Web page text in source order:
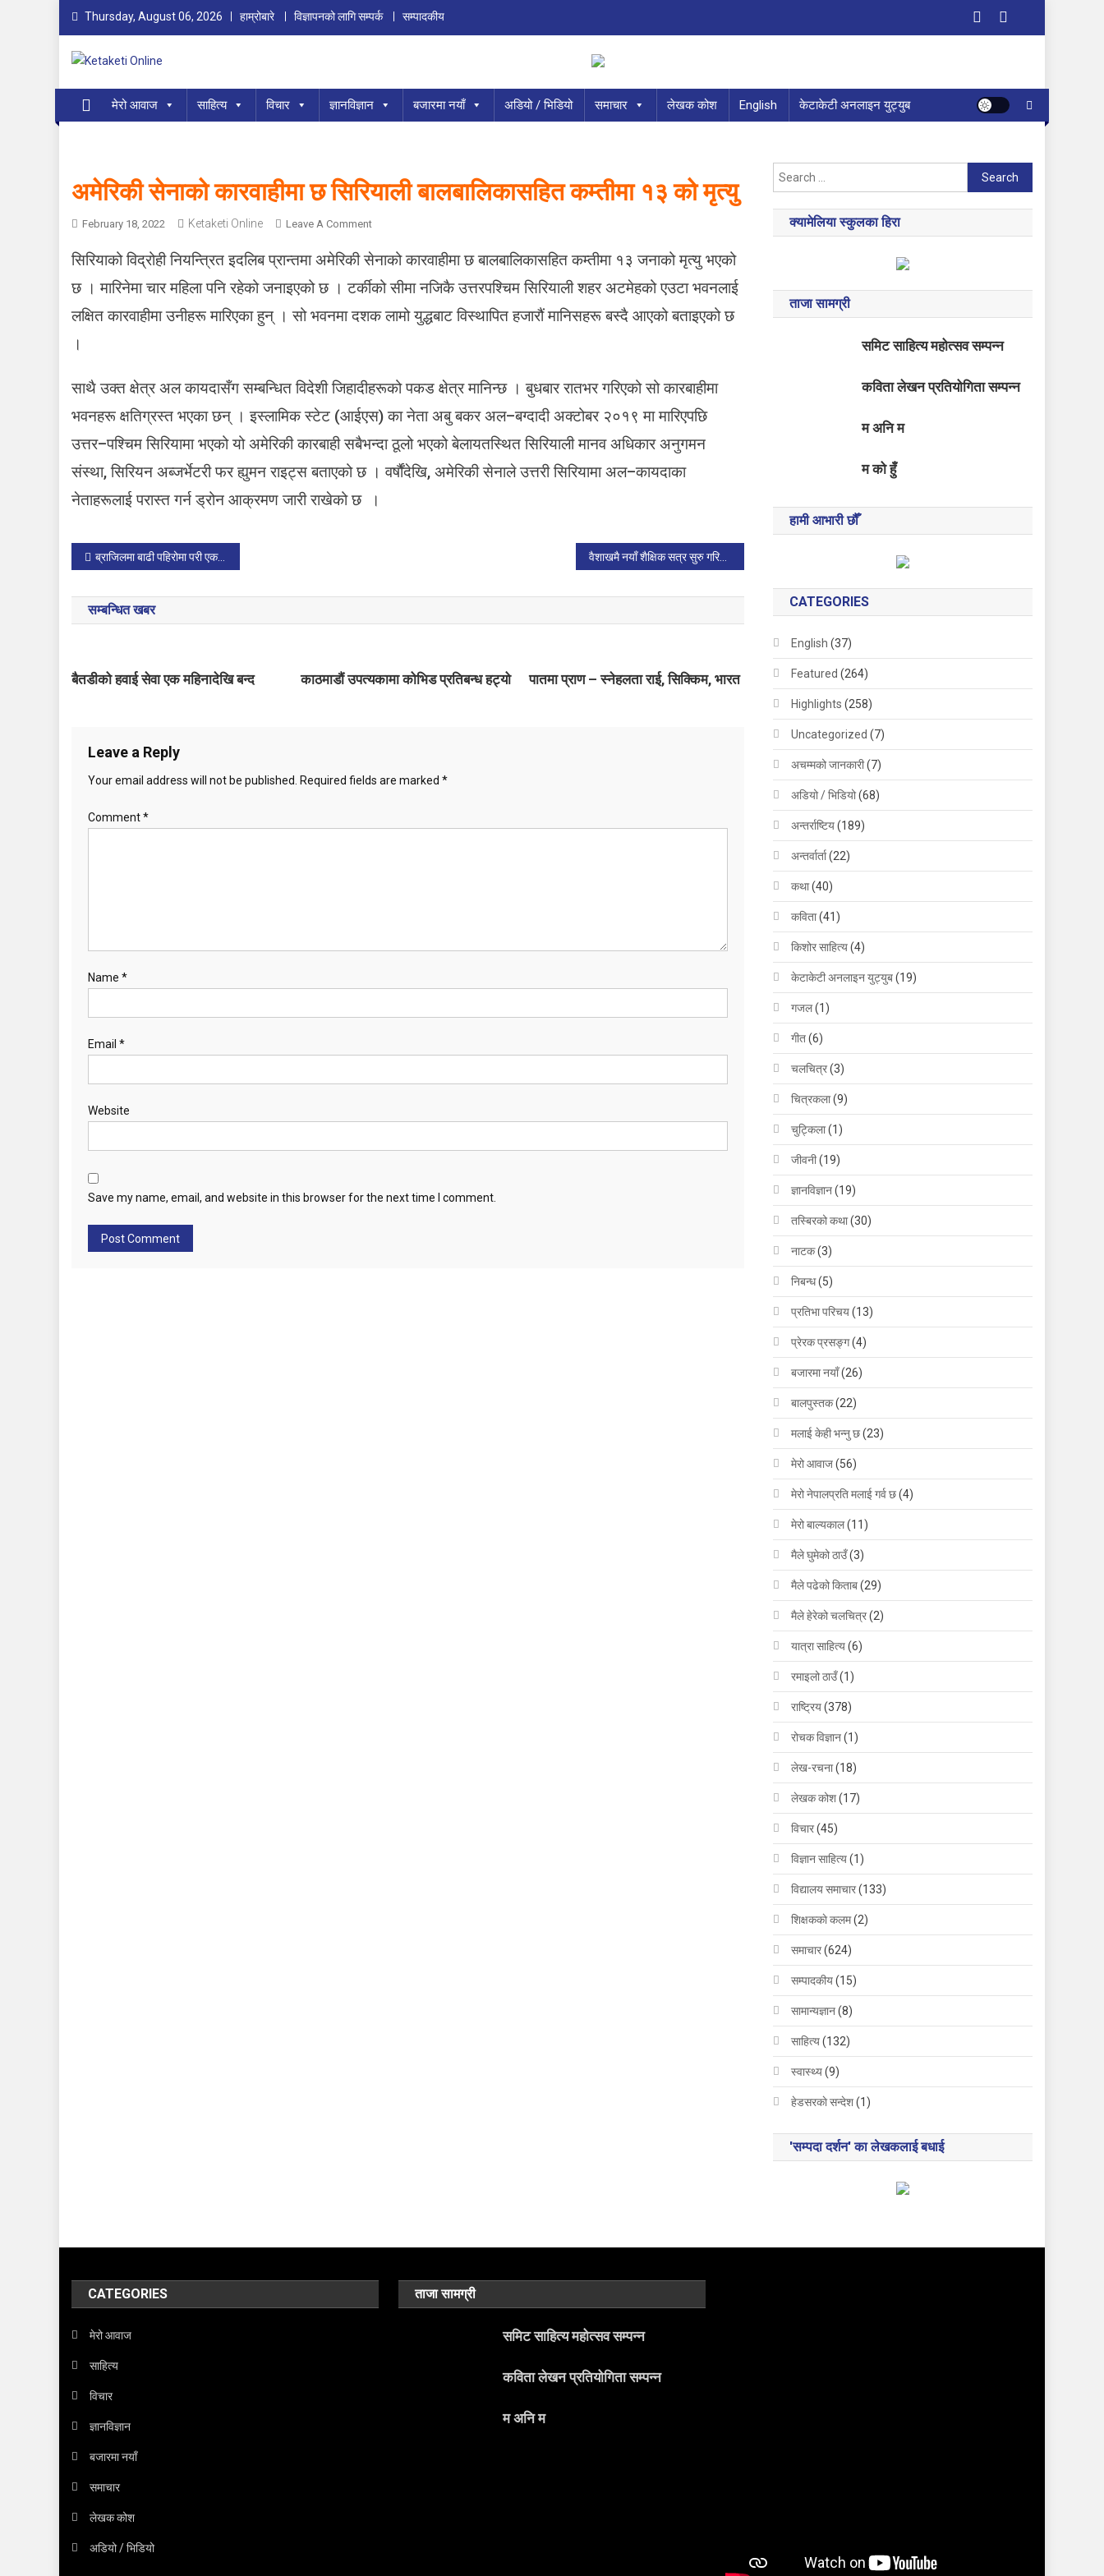
content
Thursday, August 06, 2026 हाम्रोबारे विज्ञापनको लागि सम्पर्क सम्पादकीय
Ketaketi Online
मेरो आवाज साहित्य विचार ज्ञानविज्ञान बजारमा नयाँ अडियो / भिडियो समाचार लेखक कोश English केटाकेटी अनलाइन युट्युब
अमेरिकी सेनाको कारवाहीमा छ सिरियाली बालबालिकासहित कम्तीमा १३ को मृत्यु
February 18, 2022 Ketaketi Online Leave A CommentO
अ
मे
की
का
र
ही
मा
सि
स
को
सिरियाको विद्रोही नियन्त्रित इदलिब प्रान्तमा अमेरिकी सेनाको कारवाहीमा छ बालबालिकासहित कम्तीमा १३ जनाको मृत्यु भएको
छ । मारिनेमा चार महिला पनि रहेको जनाइएको छ । टर्कीको सीमा नजिकै उत्तरपश्चिम सिरियाली शहर अटमेहको एउटा भवनलाई
लक्षित कारवाहीमा उनीहरू मारिएका हुन् । सो भवनमा दशक लामो युद्धबाट विस्थापित हजारौं मानिसहरू बस्दै आएको बताइएको छ
।
साथै उक्त क्षेत्र अल कायदासँग सम्बन्धित विदेशी जिहादीहरूको पकड क्षेत्र मानिन्छ । बुधबार रातभर गरिएको सो कारबाहीमा
भवनहरू क्षतिग्रस्त भएका छन् । इस्लामिक स्टेट (आईएस) का नेता अबु बकर अल–बग्दादी अक्टोबर २०१९ मा मारिएपछि
उत्तर–पश्चिम सिरियामा भएको यो अमेरिकी कारबाही सबैभन्दा ठूलो भएको बेलायतस्थित सिरियाली मानव अधिकार अनुगमन
संस्था, सिरियन अब्जर्भेटरी फर ह्युमन राइट्स बताएको छ । वर्षौंदेखि, अमेरिकी सेनाले उत्तरी सिरियामा अल–कायदाका
नेताहरूलाई परास्त गर्न ड्रोन आक्रमण जारी राखेको छ ।
P
o
s
n
ब्राजिलमा बाढी पहिरोमा परी एक सय जनाभन्दा बढीको मृत्यु वैशाखमै नयाँ शैक्षिक सत्र सुरु गरिने
सम्बन्धित खबर
बैतडीको हवाई सेवा एक महिनादेखि बन्द ­­­­­­काठमाडौं उपत्यकामा कोभिड प्रतिबन्ध हट्यो पातमा प्राण – स्नेहलता राई, सिक्किम, भारत
Leave a Reply
Your email address will not be published. Required fields are marked *
Comment*
Name *
Email *
Website
Save my name, email, and website in this browser for the next time I comment.
Search
for:
क्यामेलिया स्कुलका हिरा
ताजा सामग्री
समिट साहित्य महोत्सव सम्पन्न
कविता लेखन प्रतियोगिता सम्पन्न
म अनि म
म को हुँ
हामी आभारी छौँ
CATEGORIES
English (37)
Featured (264)
Highlights (258)
Uncategorized (7)
अचम्मको जानकारी(7)
अडियो / भिडियो(68)
अन्तर्राष्टिय(189)
अन्तर्वार्ता(22)
कथा(40)
कविता(41)
किशोर साहित्य(4)
केटाकेटी अनलाइन युट्युब(19)
गजल(1)
गीत(6)
चलचित्र(3)
चित्रकला(9)
चुट्किला(1)
जीवनी(19)
ज्ञानविज्ञान(19)
तस्बिरको कथा(30)
नाटक(3)
निबन्ध(5)
प्रतिभा परिचय(13)
प्रेरक प्रसङ्ग(4)
बजारमा नयाँ(26)
बालपुस्तक(22)
मलाई केही भन्नु छ(23)
मेरो आवाज(56)
मेरो नेपालप्रति मलाई गर्व छ(4)
मेरो बाल्यकाल(11)
मैले घुमेको ठाउँ(3)
मैले पढेको किताब(29)
मैले हेरेको चलचित्र(2)
यात्रा साहित्य(6)
रमाइलो ठाउँ(1)
राष्ट्रिय(378)
रोचक विज्ञान(1)
लेख-रचना(18)
लेखक कोश(17)
विचार(45)
विज्ञान साहित्य(1)
विद्यालय समाचार(133)
शिक्षककाे कलम(2)
समाचार(624)
सम्पादकीय(15)
सामान्यज्ञान(8)
साहित्य(132)
स्वास्थ्य(9)
हेडसरकाे सन्देश(1)
'सम्पदा दर्शन' का लेखकलाई बधाई
CATEGORIES
मेरो आवाज
साहित्य
विचार
ज्ञानविज्ञान
बजारमा नयाँ
समाचार
लेखक कोश
अडियो / भिडियो
ताजा सामग्री
समिट साहित्य महोत्सव सम्पन्न
कविता लेखन प्रतियोगिता सम्पन्न
म अनि म